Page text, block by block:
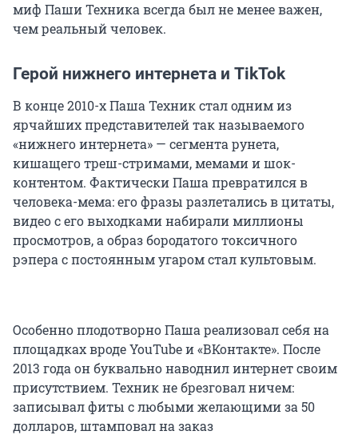
миф Паши Техника всегда был не менее важен,
чем реальный человек.
Герой нижнего интернета и TikTok
В конце 2010-х Паша Техник стал одним из
ярчайших представителей так называемого
«нижнего интернета» — сегмента рунета,
кишащего треш-стримами, мемами и шок-
контентом. Фактически Паша превратился в
человека-мема: его фразы разлетались в цитаты,
видео с его выходками набирали миллионы
просмотров, а образ бородатого токсичного
рэпера с постоянным угаром стал культовым.
Особенно плодотворно Паша реализовал себя на
площадках вроде YouTube и «ВКонтакте». После
2013 года он буквально наводнил интернет своим
присутствием. Техник не брезговал ничем:
записывал фиты с любыми желающими за 50
долларов, штамповал на заказ